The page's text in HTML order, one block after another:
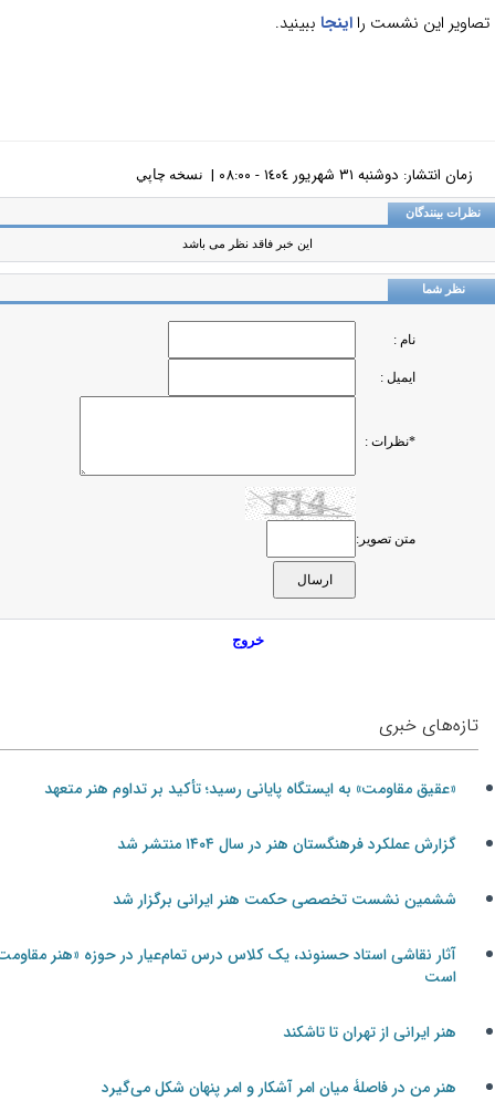
این نشست را اینجاببینید.
زمان انتشار: دوشنبه ٣١ شهريور ١٤٠٤ - ٠٨:٠٠ | نسخه چاپي
بینندگان
این خبر فاقد نظر می باشد
نظر شما
نام :
ایمیل :
*نظرات :
متن تصویر:
خروج
تازه‌های خبری
«عقیق مقاومت» به ایستگاه پایانی رسید؛ تأکید بر تداوم هنر متعهد
گزارش عملکرد فرهنگستان هنر در سال ۱۴۰۴ منتشر شد
ششمین نشست تخصصی حکمت هنر ایرانی برگزار شد
آثار نقاشی استاد حسنوند، یک کلاس درس تمام‌عیار در حوزه «هنر مقاومت»
است
هنر ایرانی از تهران تا تاشکند
هنر من در فاصلۀ میان امر آشکار و امر پنهان شکل می‌گیرد